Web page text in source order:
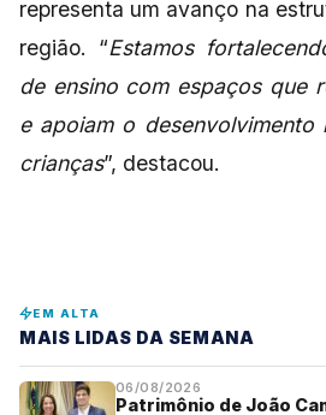
representa um avanço na
região. “Estamos
de ensino com espaços que
e apoiam o desenvolvimento
crianças”, destacou.
EM ALTA
MAIS LIDAS DA SEMANA
06/08/2026
Patrimônio de João